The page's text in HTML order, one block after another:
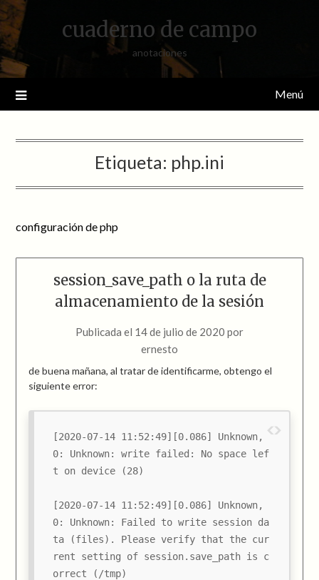
Saltar
contenido
cuaderno de campo
anotaciones
Menú
Etiqueta: php.ini
configuración de php
session_save_path o la ruta de
almacenamiento de la sesión
Publicada el 14 de julio de 2020 por
ernesto
de buena mañana, al tratar de identificarme, obtengo el
siguiente error:
[2020-07-14 11:52:49][0.086] Unknown,
0: Unknown: write failed: No space lef
t on device (28)
[2020-07-14 11:52:49][0.086] Unknown,
0: Unknown: Failed to write session da
ta (files). Please verify that the cur
rent setting of session.save_path is c
orrect (/tmp)